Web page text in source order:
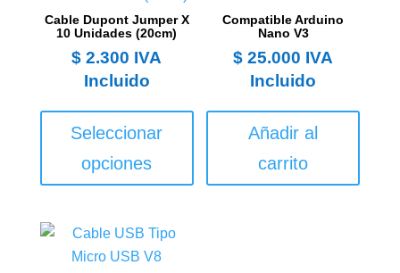
Cable Dupont Jumper X
10 Unidades (20cm)
$ 2.300 IVA
Incluido
Seleccionar
opciones
Compatible Arduino
Nano V3
$ 25.000 IVA
Incluido
Añadir al
carrito